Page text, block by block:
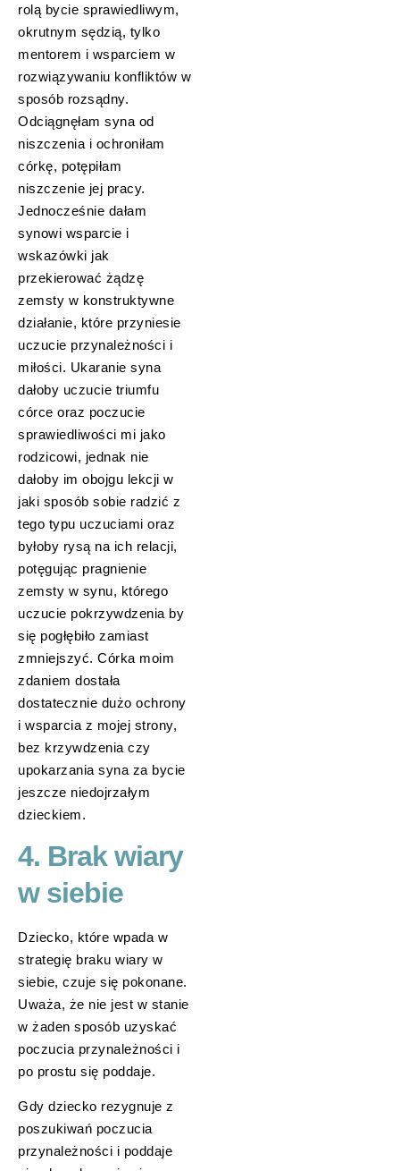
rolą bycie sprawiedliwym,
okrutnym sędzią, tylko
mentorem i wsparciem w
rozwiązywaniu konfliktów w
sposób rozsądny.
Odciągnęłam syna od
niszczenia i ochroniłam
córkę, potępiłam
niszczenie jej pracy.
Jednocześnie dałam
synowi wsparcie i
wskazówki jak
przekierować żądzę
zemsty w konstruktywne
działanie, które przyniesie
uczucie przynależności i
miłości. Ukaranie syna
dałoby uczucie triumfu
córce oraz poczucie
sprawiedliwości mi jako
rodzicowi, jednak nie
dałoby im obojgu lekcji w
jaki sposób sobie radzić z
tego typu uczuciami oraz
byłoby rysą na ich relacji,
potęgując pragnienie
zemsty w synu, którego
uczucie pokrzywdzenia by
się pogłębiło zamiast
zmniejszyć. Córka moim
zdaniem dostała
dostatecznie dużo ochrony
i wsparcia z mojej strony,
bez krzywdzenia czy
upokarzania syna za bycie
jeszcze niedojrzałym
dzieckiem.
4. Brak wiary
w siebie
Dziecko, które wpada w
strategię braku wiary w
siebie, czuje się pokonane.
Uważa, że nie jest w stanie
w żaden sposób uzyskać
poczucia przynależności i
po prostu się poddaje.
Gdy dziecko rezygnuje z
poszukiwań poczucia
przynależności i poddaje